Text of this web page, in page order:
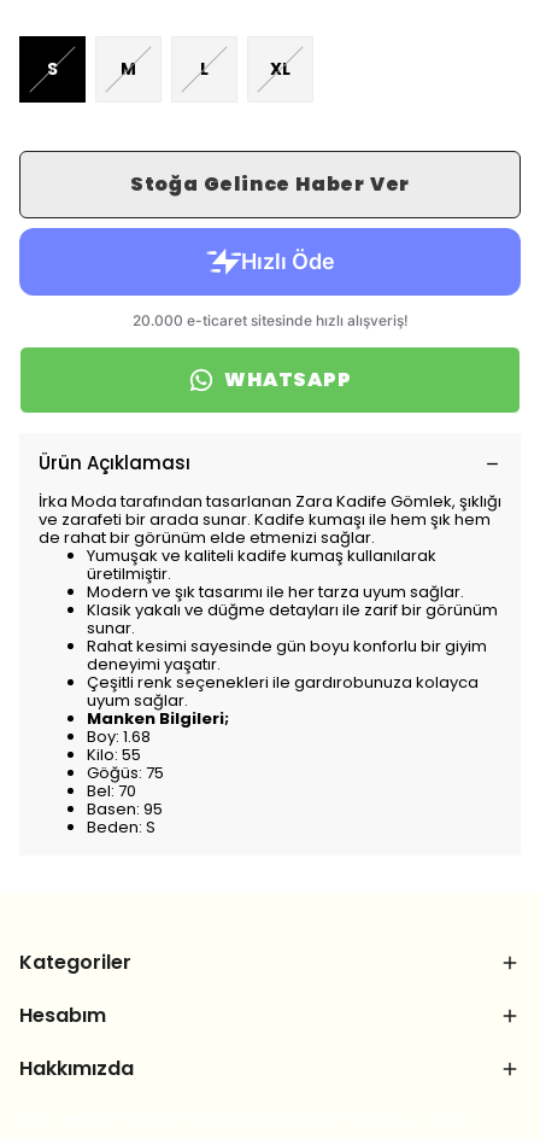
S M L XL
Stoğa Gelince Haber Ver
WHATSAPP
Ürün Açıklaması
İrka Moda tarafından tasarlanan Zara Kadife Gömlek, şıklığı
ve zarafeti bir arada sunar. Kadife kumaşı ile hem şık hem
de rahat bir görünüm elde etmenizi sağlar.
Yumuşak ve kaliteli kadife kumaş kullanılarak
üretilmiştir.
Modern ve şık tasarımı ile her tarza uyum sağlar.
Klasik yakalı ve düğme detayları ile zarif bir görünüm
sunar.
Rahat kesimi sayesinde gün boyu konforlu bir giyim
deneyimi yaşatır.
Çeşitli renk seçenekleri ile gardırobunuza kolayca
uyum sağlar.
Manken Bilgileri;
Boy: 1.68
Kilo: 55
Göğüs: 75
Bel: 70
Basen: 95
Beden: S
Kategoriler
Hesabım
Hakkımızda